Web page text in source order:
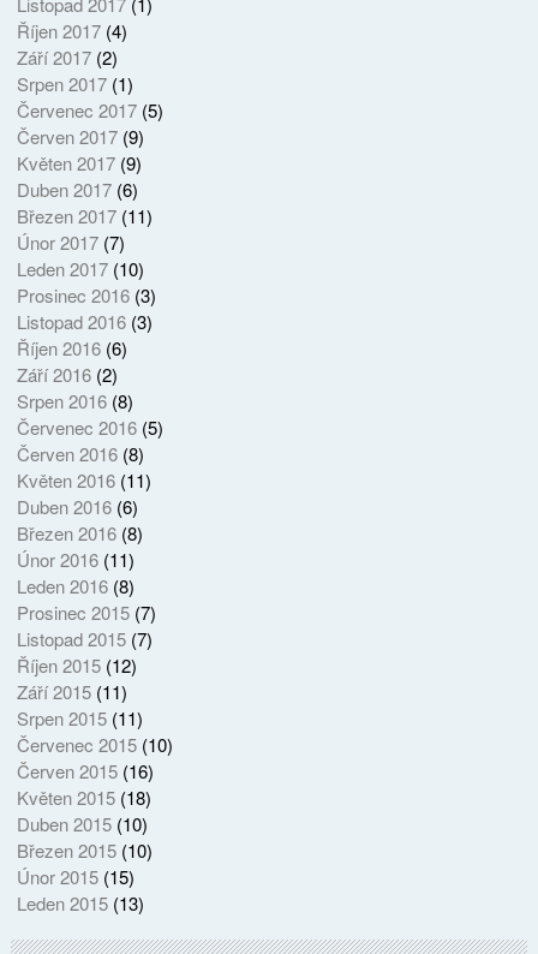
Říjen 2017(4)
Září 2017(2)
Srpen 2017(1)
Červenec 2017(5)
Červen 2017(9)
Květen 2017(9)
Duben 2017(6)
Březen 2017(11)
Únor 2017(7)
Leden 2017(10)
Prosinec 2016(3)
Listopad 2016(3)
Říjen 2016(6)
Září 2016(2)
Srpen 2016(8)
Červenec 2016(5)
Červen 2016(8)
Květen 2016(11)
Duben 2016(6)
Březen 2016(8)
Únor 2016(11)
Leden 2016(8)
Prosinec 2015(7)
Listopad 2015(7)
Říjen 2015(12)
Září 2015(11)
Srpen 2015(11)
Červenec 2015(10)
Červen 2015(16)
Květen 2015(18)
Duben 2015(10)
Březen 2015(10)
Únor 2015(15)
Leden 2015(13)